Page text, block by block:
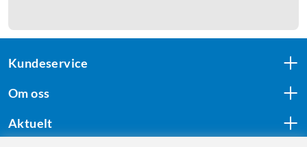
Kundeservice
Om oss
Aktuelt